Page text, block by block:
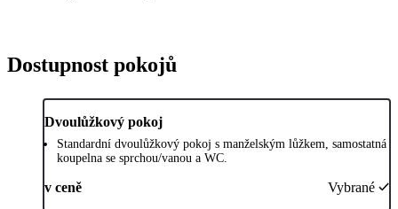
Dostupnost pokojů
Dvoulůžkový pokoj
Standardní dvoulůžkový pokoj s manželským lůžkem, samostatná
koupelna se sprchou/vanou a WC.
v ceně Vybrané